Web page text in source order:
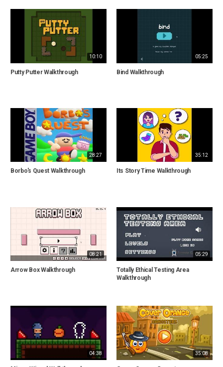
10:10
Putty Putter Walkthrough
05:25
Bind Walkthrough
28:27
Borbo's Quest Walkthrough
35:12
Its Story Time Walkthrough
08:21
Arrow Box Walkthrough
05:29
Totally Ethical Testing Area
Walkthrough
04:38 35:08